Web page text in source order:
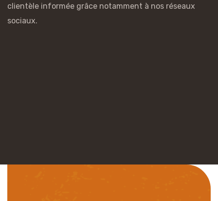
clientèle informée grâce notamment à nos réseaux
sociaux.